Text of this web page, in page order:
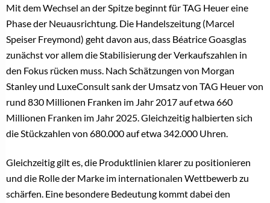
Mit dem Wechsel an der Spitze beginnt für TAG Heuer eine
Phase der Neuausrichtung. Die Handelszeitung (Marcel
Speiser Freymond) geht davon aus, dass Béatrice Goasglas
zunächst vor allem die Stabilisierung der Verkaufszahlen in
den Fokus rücken muss. Nach Schätzungen von Morgan
Stanley und LuxeConsult sank der Umsatz von TAG Heuer von
rund 830 Millionen Franken im Jahr 2017 auf etwa 660
Millionen Franken im Jahr 2025. Gleichzeitig halbierten sich
die Stückzahlen von 680.000 auf etwa 342.000 Uhren.
Gleichzeitig gilt es, die Produktlinien klarer zu positionieren
und die Rolle der Marke im internationalen Wettbewerb zu
schärfen. Eine besondere Bedeutung kommt dabei den